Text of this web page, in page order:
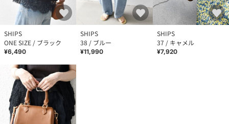
SHIPS
ONE SIZE / ブラック
¥6,490
SHIPS
38 / ブルー
¥11,990
SHIPS
37 / キャメル
¥7,920